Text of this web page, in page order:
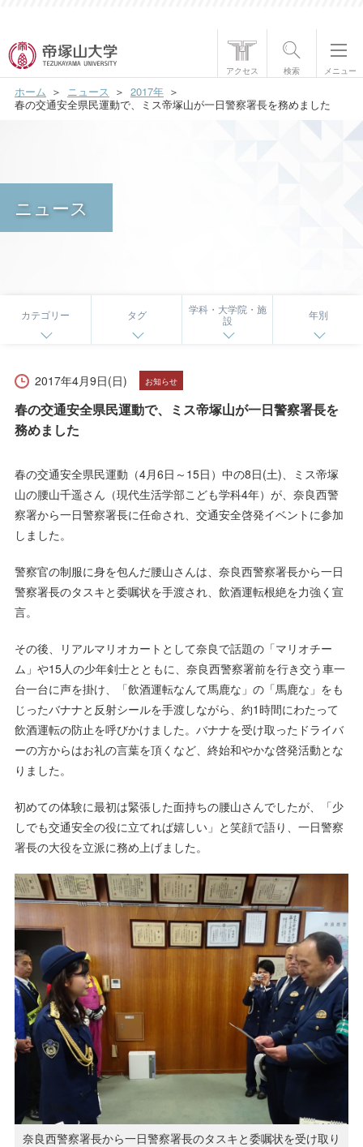
アクセス 検索 メニュー
帝塚山大学について
学部・大学院
研究・社会貢献
保護者の方へ 卒業生の方へ
English 資料請求 お問い合わせ
ホーム ニュース
2017年
春の交通安全県民運動で、ミス帝塚山が一日警察署長を務めました
ニュース
カテゴリー タグ
学科・大学院・施
設
年別
2017年4月9日(日) お知らせ
春の交通安全県民運動で、ミス帝塚山が一日警察署長を
務めました
春の交通安全県民運動（4月6日～15日）中の8日(土)、ミス帝塚
山の腰山千遥さん（現代生活学部こども学科4年）が、奈良西警
察署から一日警察署長に任命され、交通安全啓発イベントに参加
しました。
警察官の制服に身を包んだ腰山さんは、奈良西警察署長から一日
警察署長のタスキと委嘱状を手渡され、飲酒運転根絶を力強く宣
言。
その後、リアルマリオカートとして奈良で話題の「マリオチー
ム」や15人の少年剣士とともに、奈良西警察署前を行き交う車一
台一台に声を掛け、「飲酒運転なんて馬鹿な」の「馬鹿な」をも
じったバナナと反射シールを手渡しながら、約1時間にわたって
飲酒運転の防止を呼びかけました。バナナを受け取ったドライバ
ーの方からはお礼の言葉を頂くなど、終始和やかな啓発活動とな
りました。
初めての体験に最初は緊張した面持ちの腰山さんでしたが、「少
しでも交通安全の役に立てれば嬉しい」と笑顔で語り、一日警察
署長の大役を立派に務め上げました。
奈良西警察署長から一日警察署長のタスキと委嘱状を受け取り